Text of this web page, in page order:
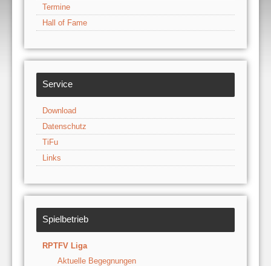
Termine
Hall of Fame
Service
Download
Datenschutz
TiFu
Links
Spielbetrieb
RPTFV Liga
Aktuelle Begegnungen